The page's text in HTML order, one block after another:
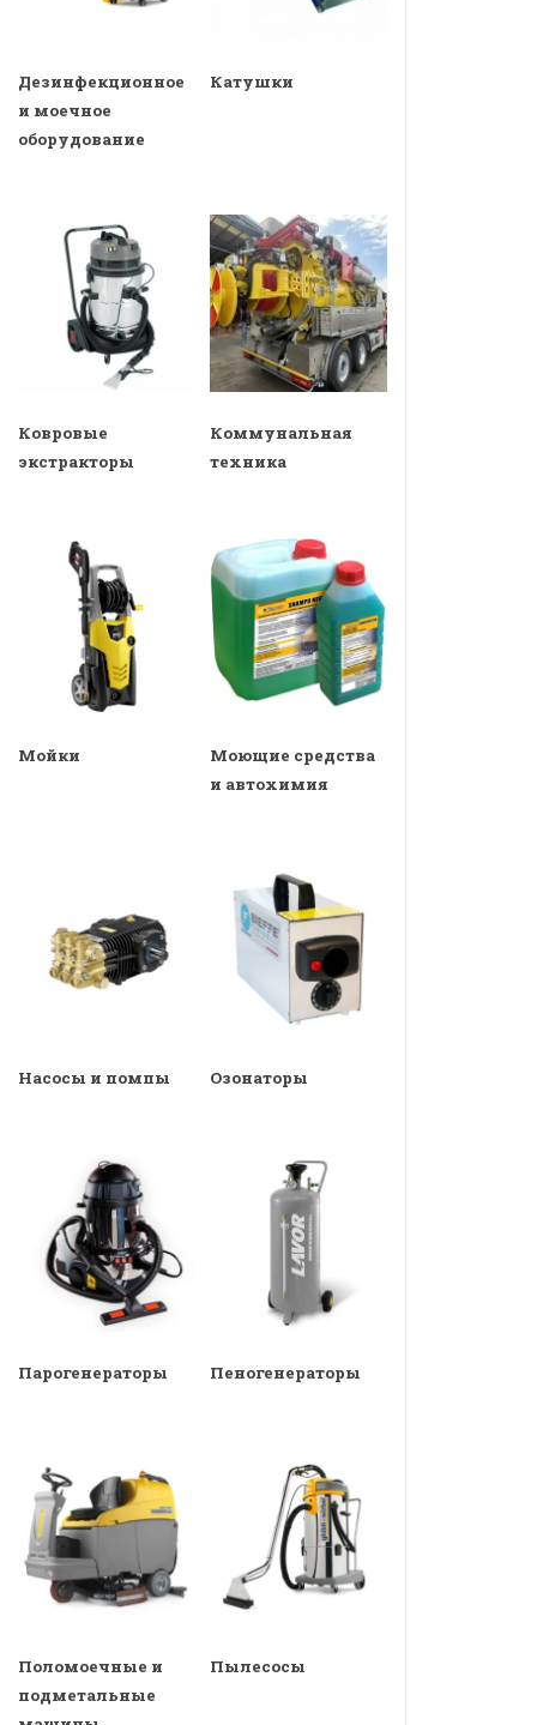
Дезинфекционное
и моечное
оборудование
Катушки
Ковровые
экстракторы
Коммунальная
техника
Мойки
Моющие средства
и автохимия
Насосы и помпы Озонаторы
Парогенераторы Пеногенераторы
Поломоечные и
подметальные
Пылесосы